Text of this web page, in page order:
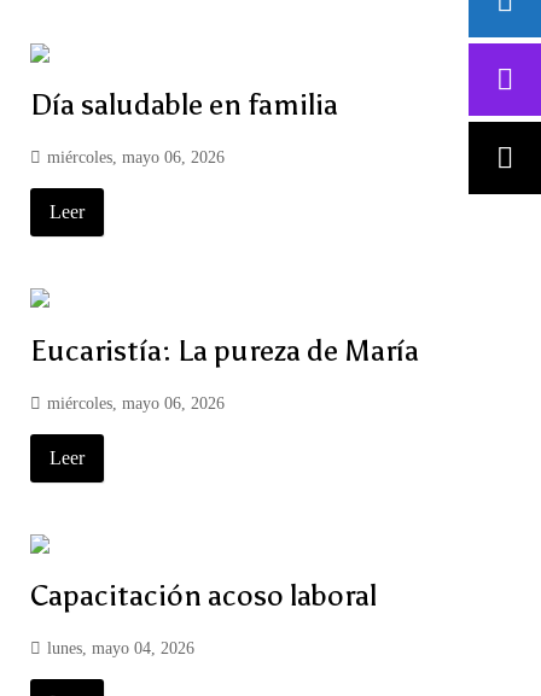
Día saludable en familia
miércoles, mayo 06, 2026
Leer
Eucaristía: La pureza de María
miércoles, mayo 06, 2026
Leer
Capacitación acoso laboral
lunes, mayo 04, 2026